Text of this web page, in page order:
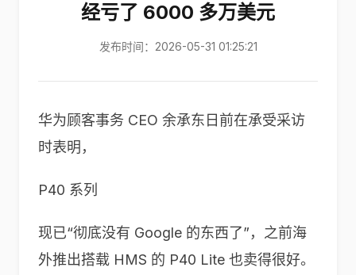
经亏了 6000 多万美元
发布时间：2026-05-31 01:25:21
华为顾客事务 CEO 余承东日前在承受采访
时表明，
P40 系列
现已“彻底没有 Google 的东西了”，之前海
外推出搭载 HMS 的 P40 Lite 也卖得很好。